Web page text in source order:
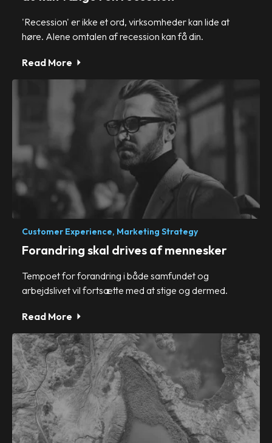
'Recession' er ikke et ord, virksomheder kan lide at
høre. Alene omtalen af recession kan få din.
Read More
Customer Experience, Marketing Strategy
Forandring skal drives af mennesker
Tempoet for forandring i både samfundet og
arbejdslivet vil fortsætte med at stige og dermed.
Read More